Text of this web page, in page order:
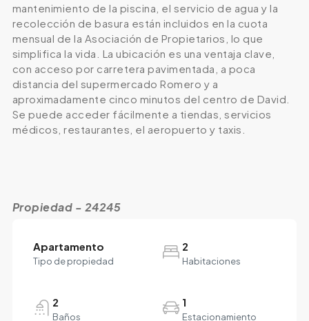
mantenimiento de la piscina, el servicio de agua y la
recolección de basura están incluidos en la cuota
mensual de la Asociación de Propietarios, lo que
simplifica la vida. La ubicación es una ventaja clave,
con acceso por carretera pavimentada, a poca
distancia del supermercado Romero y a
aproximadamente cinco minutos del centro de David.
Se puede acceder fácilmente a tiendas, servicios
médicos, restaurantes, el aeropuerto y taxis.
Propiedad - 24245
Apartamento
Tipo de propiedad
2
Habitaciones
2
Baños
1
Estacionamiento